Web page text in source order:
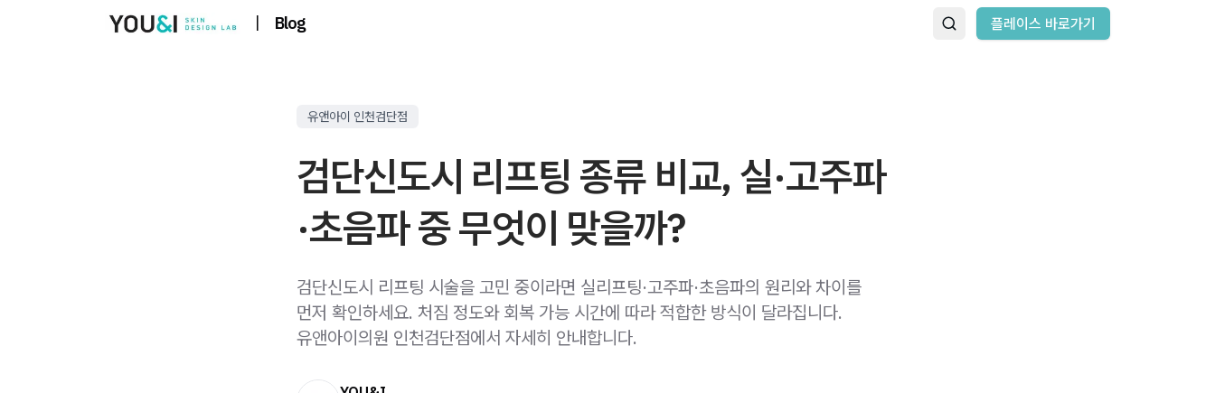
| Blog 플레이스 바로가기
유앤아이 인천검단점
검단신도시 리프팅 종류 비교, 실·고주파
·초음파 중 무엇이 맞을까?
검단신도시 리프팅 시술을 고민 중이라면 실리프팅·고주파·초음파의 원리와 차이를
먼저 확인하세요. 처짐 정도와 회복 가능 시간에 따라 적합한 방식이 달라집니다.
유앤아이의원 인천검단점에서 자세히 안내합니다.